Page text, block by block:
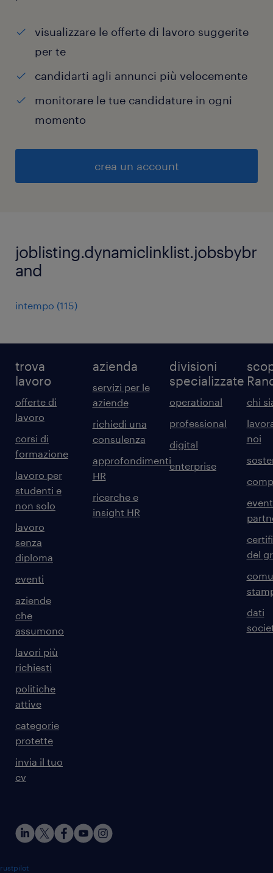
visualizzare le offerte di lavoro suggerite
per te
candidarti agli annunci più velocemente
monitorare le tue candidature in ogni
momento
crea un account
joblisting.dynamiclinklist.jobsbybr
and
intempo (115)
trova
lavoro
offerte di
lavoro
corsi di
formazione
lavoro per
studenti e
non solo
lavoro
senza
diploma
eventi
aziende
che
assumono
lavori più
richiesti
politiche
attive
categorie
protette
invia il tuo
cv
azienda
servizi per le
aziende
richiedi una
consulenza
approfondimenti
HR
ricerche e
insight HR
divisioni
specializzate
operational
professional
digital
enterprise
chi
noi
del
dati